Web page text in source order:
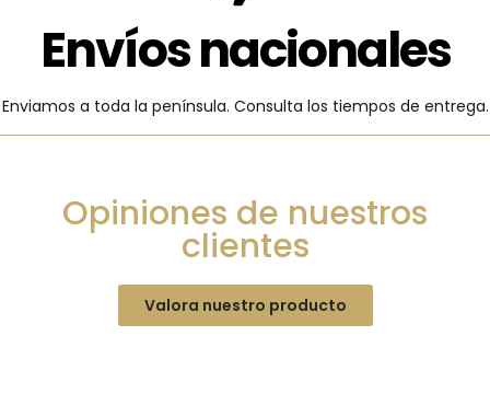
Envíos nacionales
Enviamos a toda la península. Consulta los tiempos de entrega.
Opiniones de nuestros
clientes
Valora nuestro producto